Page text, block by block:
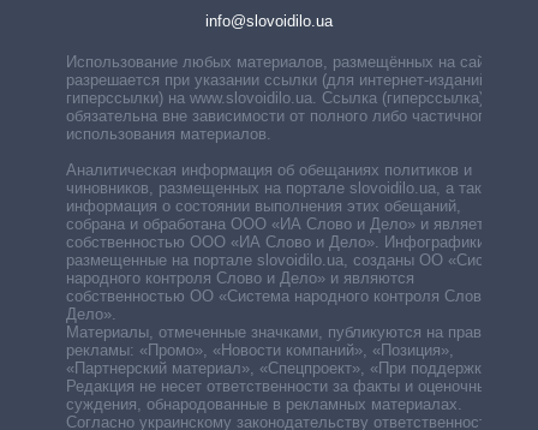
info@slovoidilo.ua
Использование любых материалов, размещённых на сайте,
разрешается при указании ссылки (для интернет-изданий —
гиперссылки) на www.slovoidilo.ua. Ссылка (гиперссылка)
обязательна вне зависимости от полного либо частичного
использования материалов.
Аналитическая информация об обещаниях политиков и
чиновников, размещенных на портале slovoidilo.ua, а также
информация о состоянии выполнения этих обещаний,
собрана и обработана ООО «ИА Слово и Дело» и является
собственностью ООО «ИА Слово и Дело». Инфографики,
размещенные на портале slovoidilo.ua, созданы ОО «Система
народного контроля Слово и Дело» и являются
собственностью ОО «Система народного контроля Слово и
Дело».
Материалы, отмеченные значками, публикуются на правах
рекламы: «Промо», «Новости компаний», «Позиция»,
«Партнерский материал», «Спецпроект», «При поддержке».
Редакция не несет ответственности за факты и оценочные
суждения, обнародованные в рекламных материалах.
Согласно украинскому законодательству ответственность за